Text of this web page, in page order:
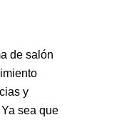
de salón
y
sea que